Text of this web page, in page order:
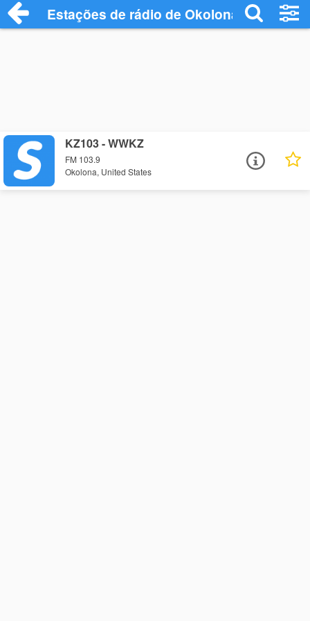
Estações de rádio de Okolona - Ouça
KZ103 - WWKZ
FM 103.9
Okolona, United States